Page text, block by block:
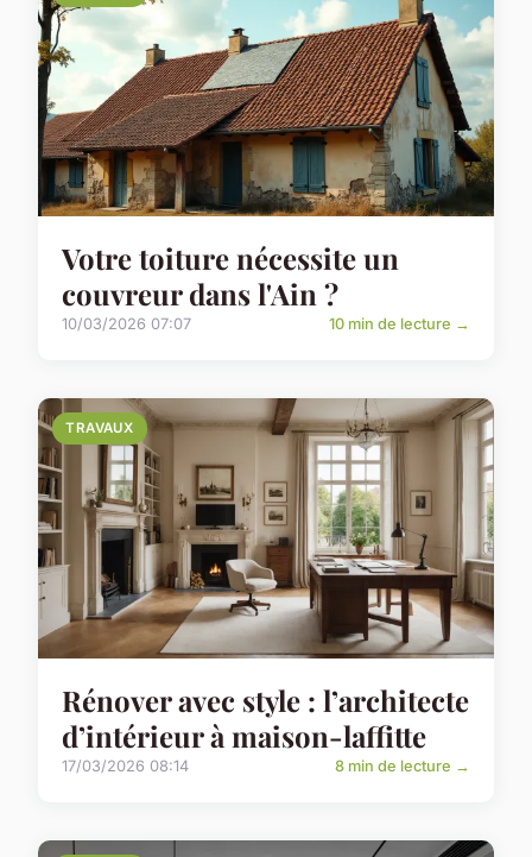
Votre toiture nécessite un
couvreur dans l'Ain ?
10/03/2026 07:07 10 min de lecture →
TRAVAUX
Rénover avec style : l’architecte
d’intérieur à maison-laffitte
17/03/2026 08:14 8 min de lecture →